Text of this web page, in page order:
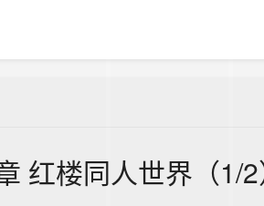
红楼同人世界（1/2